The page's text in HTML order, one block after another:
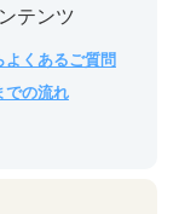
テンツ
よくあるご質問
での流れ